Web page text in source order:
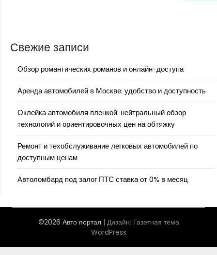
Свежие записи
Обзор романтических романов и онлайн-доступа
Аренда автомобилей в Москве: удобство и доступность
Оклейка автомобиля пленкой: нейтральный обзор
технологий и ориентировочных цен на обтяжку
Ремонт и техобслуживание легковых автомобилей по
доступным ценам
Автоломбард под залог ПТС ставка от 0% в месяц
©2026 Авто портал | Дизайн: Газетная тема
WordPress